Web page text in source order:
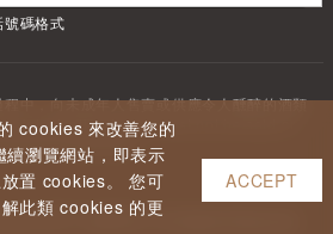
cookies 來改善您的
瀏覽網站，即表示
置 cookies。 您可
此類 cookies 的更
ACCEPT
碼格式
中，向未成年人售賣或供應令人醺醉的酒類
intoxicating liquor must not be sold or
of business.
LOFTY LIMITED. All Rights Reserved.